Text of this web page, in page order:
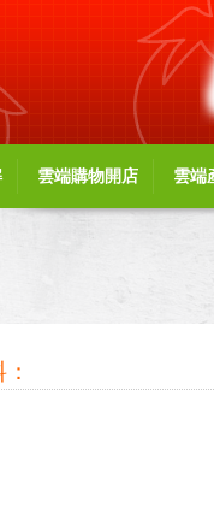
雲端購物開店 雲端